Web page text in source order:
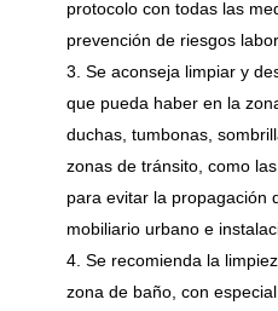
protocolo con todas las
prevención de riesgos
Se aconseja limpiar y
que pueda haber en la
duchas, tumbonas,
zonas de tránsito, como
para evitar la propagación
mobiliario urbano e
Se recomienda la
zona de baño, con